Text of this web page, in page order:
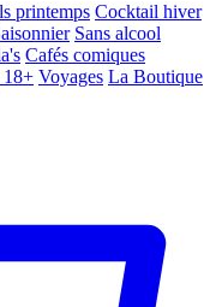
printemps Cocktail hiver
Sans alcool
Cafés comiques
18+ Voyages La Boutique